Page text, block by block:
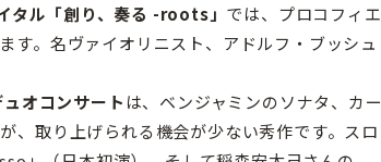
タル「創り、奏る -roots」 では、プロコフィエ
す。名ヴァイオリニスト、アドルフ・ブッシュ
ュオコンサート は、ベンジャミンのソナタ、カー
、取り上げられる機会が少ない秀作です。スロ